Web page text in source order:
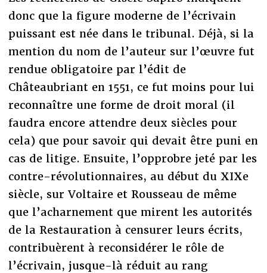
donc que la figure moderne de l’écrivain
puissant est née dans le tribunal. Déjà, si la
mention du nom de l’auteur sur l’œuvre fut
rendue obligatoire par l’édit de
Châteaubriant en 1551, ce fut moins pour lui
reconnaître une forme de droit moral (il
faudra encore attendre deux siècles pour
cela) que pour savoir qui devait être puni en
cas de litige. Ensuite, l’opprobre jeté par les
contre-révolutionnaires, au début du XIXe
siècle, sur Voltaire et Rousseau de même
que l’acharnement que mirent les autorités
de la Restauration à censurer leurs écrits,
contribuèrent à reconsidérer le rôle de
l’écrivain, jusque-là réduit au rang